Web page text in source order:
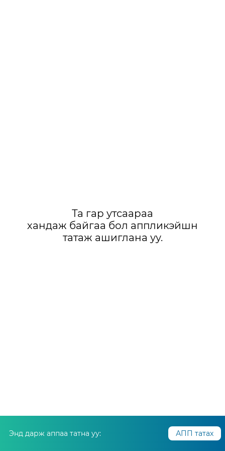
Та гар утсаараа
хандаж байгаа бол аппликэйшн
татаж ашиглана уу.
Энд дарж аппаа татна уу: АПП татах